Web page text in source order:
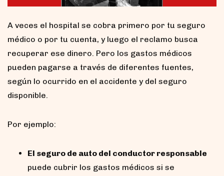
A veces el hospital se cobra primero por tu seguro
médico o por tu cuenta, y luego el reclamo busca
recuperar ese dinero. Pero los gastos médicos
pueden pagarse a través de diferentes fuentes,
según lo ocurrido en el accidente y del seguro
disponible.
Por ejemplo:
El seguro de auto del conductor responsable
puede cubrir los gastos médicos si se